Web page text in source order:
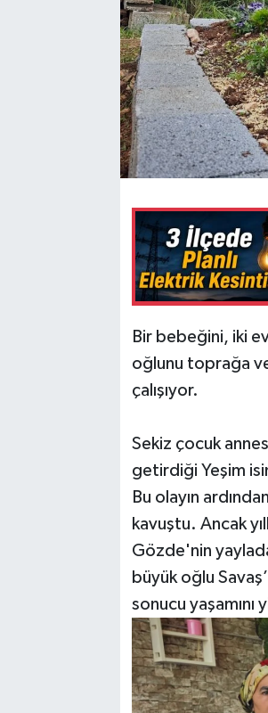
Bir bebeğini, iki
oğlunu toprağa
çalışıyor.
Sekiz çocuk
getirdiği Yeşim
Bu olayın
kavuştu. Ancak
Gözde'nin
büyük oğlu
sonucu